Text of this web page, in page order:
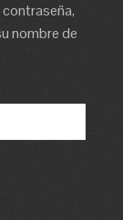
nombre de